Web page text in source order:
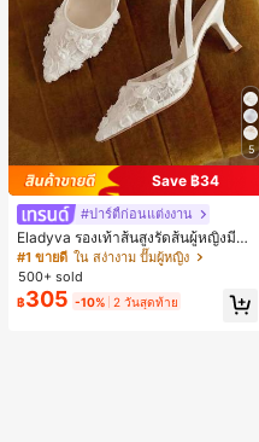
5
Save ฿34
#ปาร์ตี้ก่อนแต่งงาน
Eladyva รองเท้าส้นสูงรัดส้นผู้หญิงมีดอ
กไม้ประดับตาข่ายเสริมและสามารถสว
มได้สองแบบ ส้นสูง 7 ซม. รูปแบบโรมัน
หรูหรา ส้นเข็ม ลุคเทพนิยาย
#1 ขายดี ใน สง่างาม ปั๊มผู้หญิง
500+ sold
฿305 -10% 2 วันสุดท้าย